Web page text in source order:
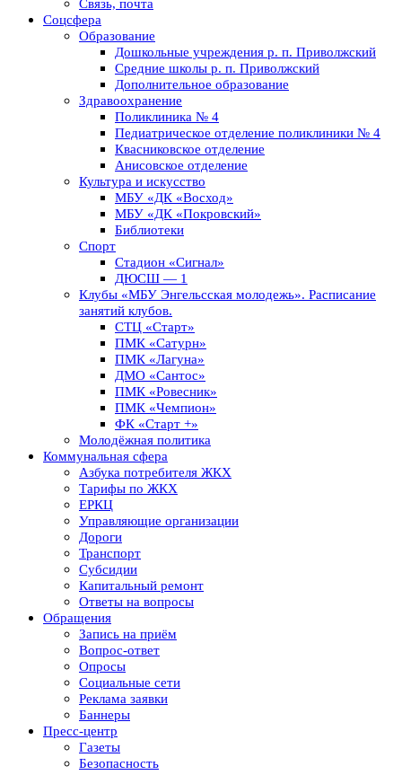
Связь, почта
Соцсфера
Образование
Дошкольные учреждения р. п. Приволжский
Средние школы р. п. Приволжский
Дополнительное образование
Здравоохранение
Поликлиника № 4
Педиатрическое отделение поликлиники № 4
Квасниковское отделение
Анисовское отделение
Культура и искусство
МБУ «ДК «Восход»
МБУ «ДК «Покровский»
Библиотеки
Спорт
Стадион «Сигнал»
ДЮСШ — 1
Клубы «МБУ Энгельсская молодежь». Расписание
занятий клубов.
СТЦ «Старт»
ПМК «Сатурн»
ПМК «Лагуна»
ДМО «Сантос»
ПМК «Ровесник»
ПМК «Чемпион»
ФК «Старт +»
Молодёжная политика
Коммунальная сфера
Азбука потребителя ЖКХ
Тарифы по ЖКХ
ЕРКЦ
Управляющие организации
Дороги
Транспорт
Субсидии
Капитальный ремонт
Ответы на вопросы
Обращения
Запись на приём
Вопрос-ответ
Опросы
Социальные сети
Реклама заявки
Баннеры
Пресс-центр
Газеты
Безопасность